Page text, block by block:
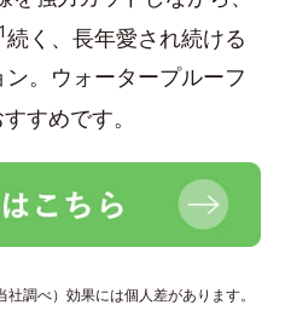
続く、長年愛され続ける
。ウォータープルーフ
すめです。
調べ）効果には個人差があります。